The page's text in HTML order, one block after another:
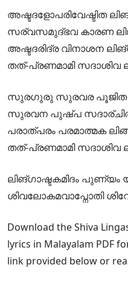
അഷ്ടദളോപരിവേഷ്ടിത
സര്വസമുദ്ഭവ കാരണ
അഷ്ടദരിദ്ര വിനാശന
തത്-പ്രണമാമി സദാശിവ
സുരഗുരു സുരവര പൂജിത
സുരവന പുഷ്പ സദാര്ചിത
പരാത്പരം പരമാത്മക
തത്-പ്രണമാമി സദാശിവ
ലിങ്ഗാഷ്ടകമിദം പുണ്യം
ശിവലോകമവാപ്നോതി
Download the Shiva
lyrics in Malayalam PDF
link provided below or